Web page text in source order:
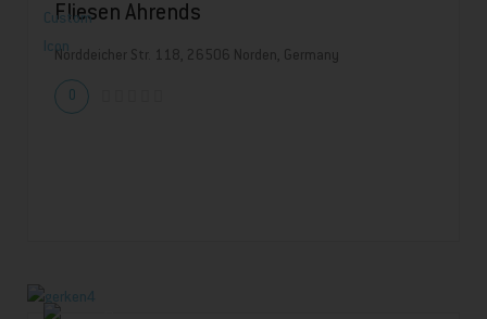
Fliesen Ahrends
Norddeicher Str. 118, 26506 Norden, Germany
0